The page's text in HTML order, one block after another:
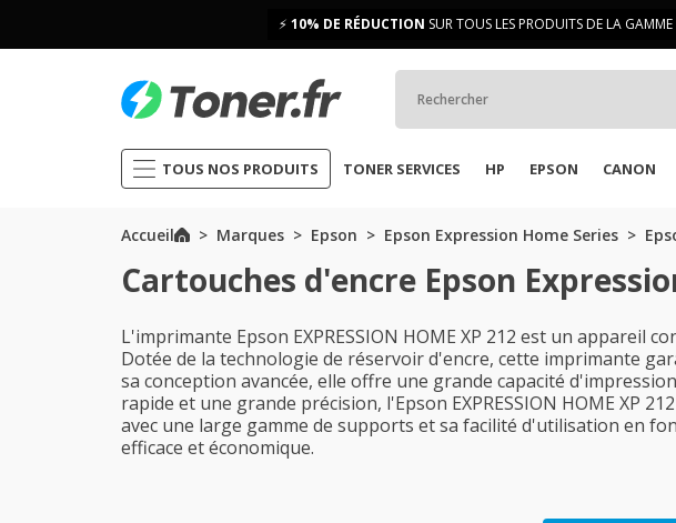
⚡ 10% DE RÉDUCTION SUR TOUS LES PRODUITS DE LA GAMME
TOUS NOS PRODUITS TONER SERVICES HP EPSON CANON
Accueil Marques Epson Epson Expression Home Series
Cartouches d'encre Epson
L'imprimante Epson EXPRESSION HOME XP 212 est un
Dotée de la technologie de réservoir d'encre, cette imprimante
sa conception avancée, elle offre une grande capacité
rapide et une grande précision, l'Epson EXPRESSION HOME XP
avec une large gamme de supports et sa facilité d'utilisation en
efficace et économique.